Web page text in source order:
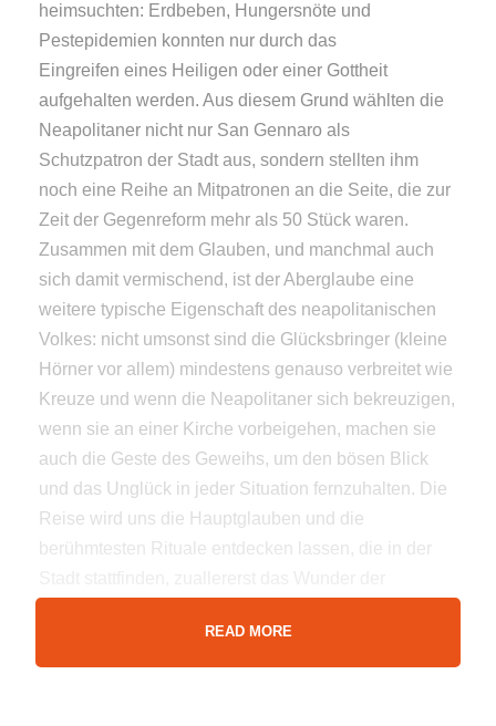
heimsuchten: Erdbeben, Hungersnöte und
Pestepidemien konnten nur durch das
Eingreifen eines Heiligen oder einer Gottheit
aufgehalten werden. Aus diesem Grund wählten die
Neapolitaner nicht nur San Gennaro als
Schutzpatron der Stadt aus, sondern stellten ihm
noch eine Reihe an Mitpatronen an die Seite, die zur
Zeit der Gegenreform mehr als 50 Stück waren.
Zusammen mit dem Glauben, und manchmal auch
sich damit vermischend, ist der Aberglaube eine
weitere typische Eigenschaft des neapolitanischen
Volkes: nicht umsonst sind die Glücksbringer (kleine
Hörner vor allem) mindestens genauso verbreitet wie
Kreuze und wenn die Neapolitaner sich bekreuzigen,
wenn sie an einer Kirche vorbeigehen, machen sie
auch die Geste des Geweihs, um den bösen Blick
und das Unglück in jeder Situation fernzuhalten. Die
Reise wird uns die Hauptglauben und die
berühmtesten Rituale entdecken lassen, die in der
Jahr Tausende von Heiligen anzieht. Aber es wird
nicht nur eine Reise im neapolitanischen Folklore
READ MORE